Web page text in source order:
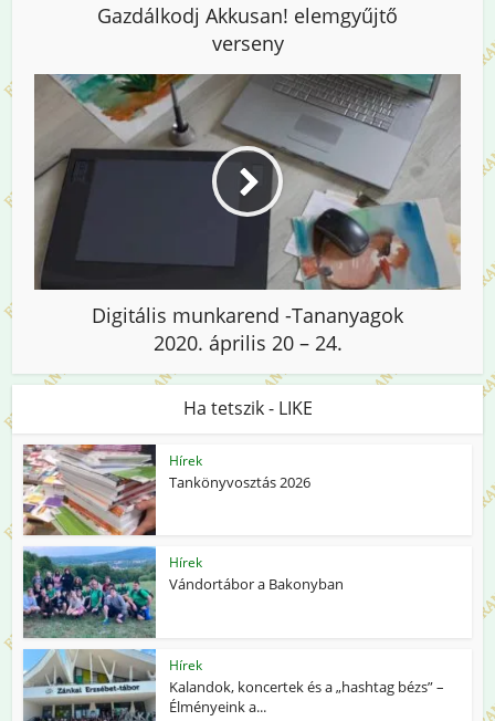
Gazdálkodj Akkusan! elemgyűjtő
verseny
Digitális munkarend -Tananyagok
2020. április 20 – 24.
Ha tetszik - LIKE
Hírek
Tankönyvosztás 2026
Hírek
Vándortábor a Bakonyban
Hírek
Kalandok, koncertek és a „hashtag bézs” –
Élményeink a...